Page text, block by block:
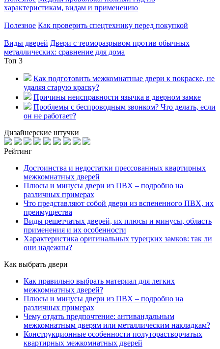
характеристикам, видам и применению
Полезное Как проверить спецтехнику перед покупкой
Виды дверей Двери с терморазрывом против обычных
металлических: сравнение для дома
Топ 3
Как подготовить межкомнатные двери к покраске, не
удаляя старую краску?
Причины неисправности язычка в дверном замке
Проблемы с беспроводным звонком? Что делать, если
он не работает?
Дизайнерские штучки
Рейтинг
Достоинства и недостатки прессованных квартирных
межкомнатных дверей
Плюсы и минусы двери из ПВХ – подробно на
различных примерах
Что представляют собой двери из вспененного ПВХ, их
преимущества
Виды решетчатых дверей, их плюсы и минусы, область
применения и их особенности
Характеристика оригинальных турецких замков: так ли
они надежны?
Как выбрать двери
Как правильно выбрать материал для легких
межкомнатных дверей?
Плюсы и минусы двери из ПВХ – подробно на
различных примерах
Чему отдать предпочтение: антивандальным
межкомнатным дверям или металлическим накладкам?
Конструкционные особенности полуторастворчатых
квартирных межкомнатных дверей